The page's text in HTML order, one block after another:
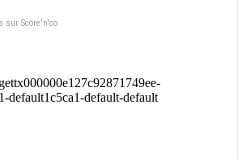
sur Score'n'co